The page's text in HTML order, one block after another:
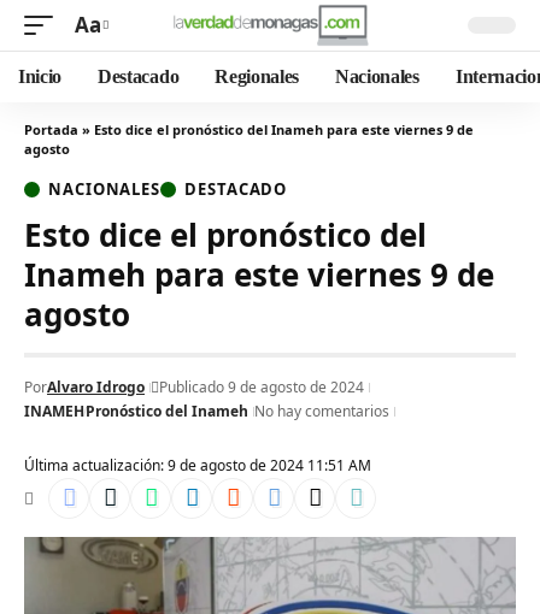
Aa
Inicio Destacado Regionales Nacionales
Portada » Esto dice el pronóstico del Inameh para este viernes 9 de
agosto
NACIONALES DESTACADO
Esto dice el pronóstico del
Inameh para este viernes 9 de
agosto
Última actualización: 9 de agosto de 2024 11:51 AM
PorAlvaro Idrogo
Publicado 9 de agosto de 2024
INAMEHPronóstico del Inameh No hay comentarios